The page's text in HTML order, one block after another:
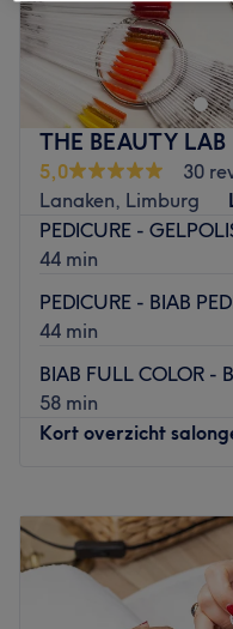
THE BEAUTY LAB
5,0
30
Lanaken, Limburg
PEDICURE -
44 min
PEDICURE - BIAB
44 min
BIAB FULL COLOR -
58 min
Kort overzicht
Dinsdag
Woensdag
Donderdag